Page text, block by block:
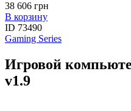
38 606 грн
В корзину
ID 73490
Gaming Series
Игровой
v1.9